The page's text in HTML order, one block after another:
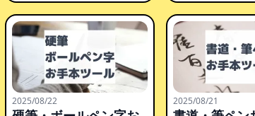
2025/08/22 2025/08/21